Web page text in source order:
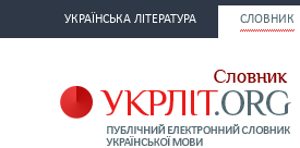
УКРАЇНСЬКА ЛІТЕРАТУРА СЛОВНИК